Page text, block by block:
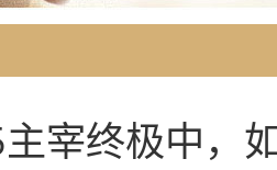
宰终极中，